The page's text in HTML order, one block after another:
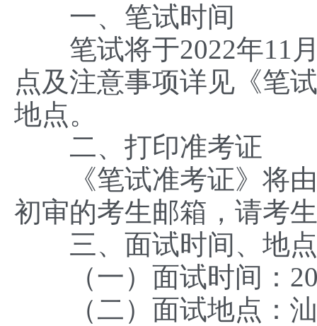
一、笔试时间
笔试将于2022年11月
点及注意事项详见《笔
地点。
二、打印准考证
《笔试准考证》将由
初审的考生邮箱，请考
三、面试时间、地点
（一）面试时间：
（二）面试地点：汕